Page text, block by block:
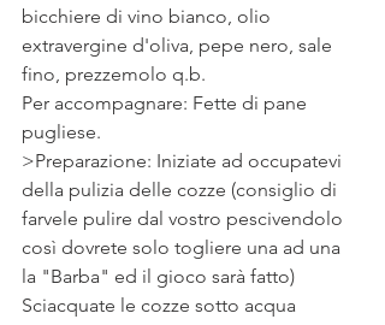
bicchiere di vino bianco, olio
extravergine d'oliva, pepe nero, sale
fino, prezzemolo q.b.
Per accompagnare: Fette di pane
pugliese.
>Preparazione: Iniziate ad occupatevi
della pulizia delle cozze (consiglio di
farvele pulire dal vostro pescivendolo
così dovrete solo togliere una ad una
la "Barba" ed il gioco sarà fatto)
Sciacquate le cozze sotto acqua